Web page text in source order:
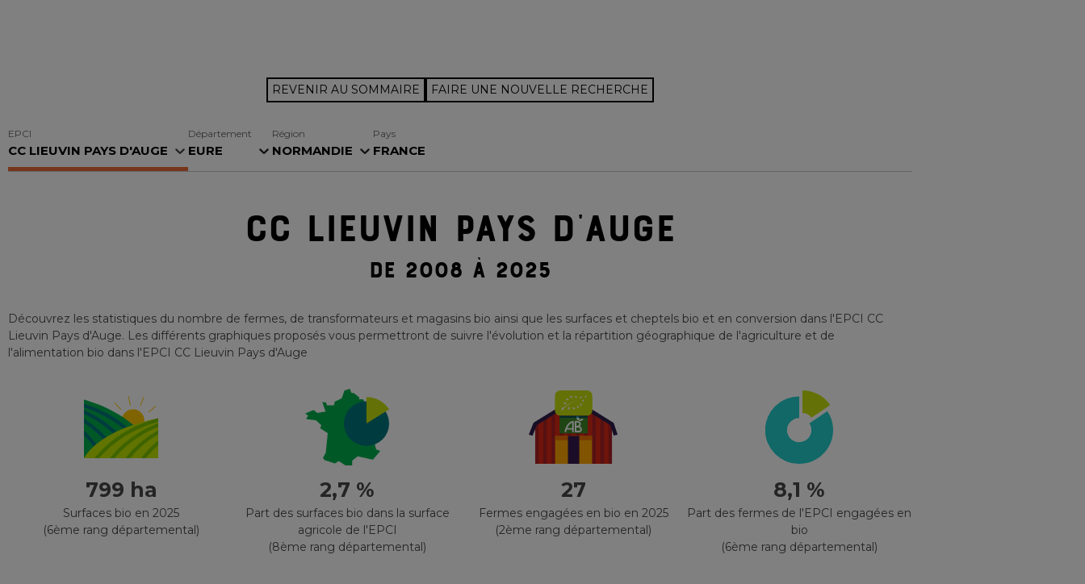
REVENIR AU SOMMAIRE FAIRE UNE NOUVELLE RECHERCHE
EPCI
CC LIEUVIN PAYS D'AUGE
Département
EURE
Région
NORMANDIE
Pays
FRANCE
CC LIEUVIN PAYS D'AUGE
DE 2008 À 2025
Découvrez les statistiques du nombre de fermes, de transformateurs et magasins bio ainsi que les surfaces et cheptels bio et en conversion dans l'EPCI CC
Lieuvin Pays d'Auge. Les différents graphiques proposés vous permettront de suivre l'évolution et la répartition géographique de l'agriculture et de
l'alimentation bio dans l'EPCI CC Lieuvin Pays d'Auge
799 ha
Surfaces bio en 2025
(6ème rang départemental)
2,7 %
Part des surfaces bio dans la surface
agricole de l'EPCI
(8ème rang départemental)
27
Fermes engagées en bio en 2025
(2ème rang départemental)
8,1 %
Part des fermes de l'EPCI engagées en
bio
(6ème rang départemental)